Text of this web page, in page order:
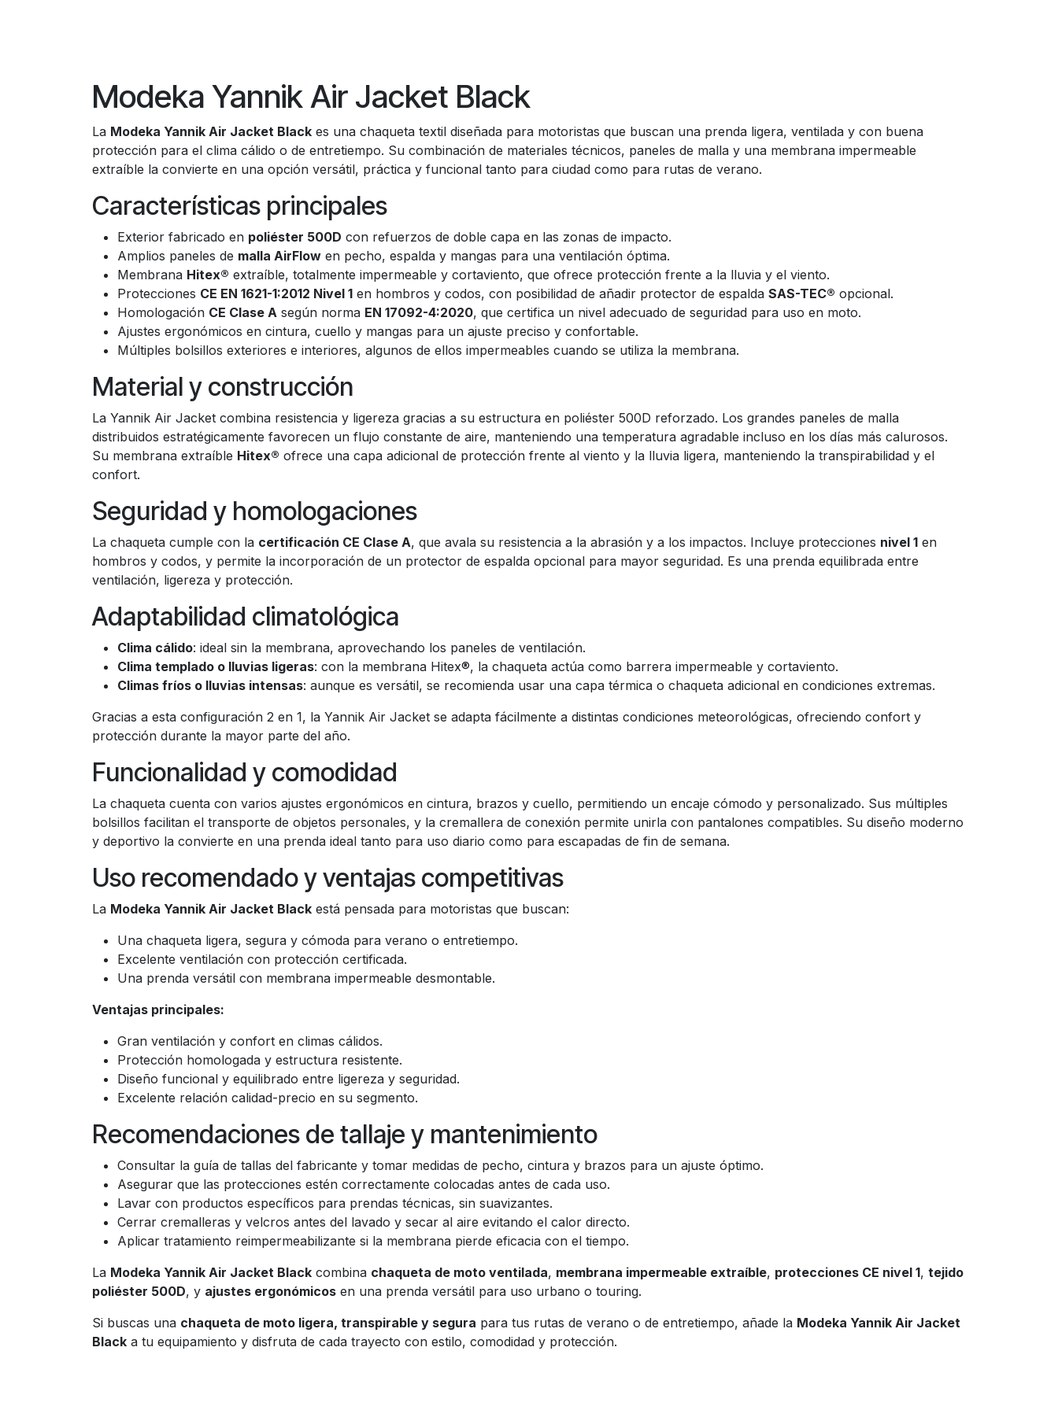
Modeka Yannik Air Jacket Black
La Modeka Yannik Air Jacket Black es una chaqueta textil diseñada para motoristas que buscan una prenda ligera, ventilada y con buena
protección para el clima cálido o de entretiempo. Su combinación de materiales técnicos, paneles de malla y una membrana impermeable
extraíble la convierte en una opción versátil, práctica y funcional tanto para ciudad como para rutas de verano.
Características principales
Exterior fabricado en poliéster 500D con refuerzos de doble capa en las zonas de impacto.
Amplios paneles de malla AirFlow en pecho, espalda y mangas para una ventilación óptima.
Membrana Hitex® extraíble, totalmente impermeable y cortaviento, que ofrece protección frente a la lluvia y el viento.
Protecciones CE EN 1621-1:2012 Nivel 1 en hombros y codos, con posibilidad de añadir protector de espalda SAS-TEC® opcional.
Homologación CE Clase A según norma EN 17092-4:2020, que certifica un nivel adecuado de seguridad para uso en moto.
Ajustes ergonómicos en cintura, cuello y mangas para un ajuste preciso y confortable.
Múltiples bolsillos exteriores e interiores, algunos de ellos impermeables cuando se utiliza la membrana.
Material y construcción
La Yannik Air Jacket combina resistencia y ligereza gracias a su estructura en poliéster 500D reforzado. Los grandes paneles de malla
distribuidos estratégicamente favorecen un flujo constante de aire, manteniendo una temperatura agradable incluso en los días más calurosos.
Su membrana extraíble Hitex® ofrece una capa adicional de protección frente al viento y la lluvia ligera, manteniendo la transpirabilidad y el
confort.
Seguridad y homologaciones
La chaqueta cumple con la certificación CE Clase A, que avala su resistencia a la abrasión y a los impactos. Incluye protecciones nivel 1 en
hombros y codos, y permite la incorporación de un protector de espalda opcional para mayor seguridad. Es una prenda equilibrada entre
ventilación, ligereza y protección.
Adaptabilidad climatológica
Clima cálido: ideal sin la membrana, aprovechando los paneles de ventilación.
Clima templado o lluvias ligeras: con la membrana Hitex®, la chaqueta actúa como barrera impermeable y cortaviento.
Climas fríos o lluvias intensas: aunque es versátil, se recomienda usar una capa térmica o chaqueta adicional en condiciones extremas.
Gracias a esta configuración 2 en 1, la Yannik Air Jacket se adapta fácilmente a distintas condiciones meteorológicas, ofreciendo confort y
protección durante la mayor parte del año.
Funcionalidad y comodidad
La chaqueta cuenta con varios ajustes ergonómicos en cintura, brazos y cuello, permitiendo un encaje cómodo y personalizado. Sus múltiples
bolsillos facilitan el transporte de objetos personales, y la cremallera de conexión permite unirla con pantalones compatibles. Su diseño moderno
y deportivo la convierte en una prenda ideal tanto para uso diario como para escapadas de fin de semana.
Uso recomendado y ventajas competitivas
La Modeka Yannik Air Jacket Black está pensada para motoristas que buscan:
Una chaqueta ligera, segura y cómoda para verano o entretiempo.
Excelente ventilación con protección certificada.
Una prenda versátil con membrana impermeable desmontable.
Ventajas principales:
Gran ventilación y confort en climas cálidos.
Protección homologada y estructura resistente.
Diseño funcional y equilibrado entre ligereza y seguridad.
Excelente relación calidad-precio en su segmento.
Recomendaciones de tallaje y mantenimiento
Consultar la guía de tallas del fabricante y tomar medidas de pecho, cintura y brazos para un ajuste óptimo.
Asegurar que las protecciones estén correctamente colocadas antes de cada uso.
Lavar con productos específicos para prendas técnicas, sin suavizantes.
Cerrar cremalleras y velcros antes del lavado y secar al aire evitando el calor directo.
Aplicar tratamiento reimpermeabilizante si la membrana pierde eficacia con el tiempo.
La Modeka Yannik Air Jacket Black combina chaqueta de moto ventilada, membrana impermeable extraíble, protecciones CE nivel 1, tejido
poliéster 500D, y ajustes ergonómicos en una prenda versátil para uso urbano o touring.
Si buscas una chaqueta de moto ligera, transpirable y segura para tus rutas de verano o de entretiempo, añade la Modeka Yannik Air Jacket
Black a tu equipamiento y disfruta de cada trayecto con estilo, comodidad y protección.